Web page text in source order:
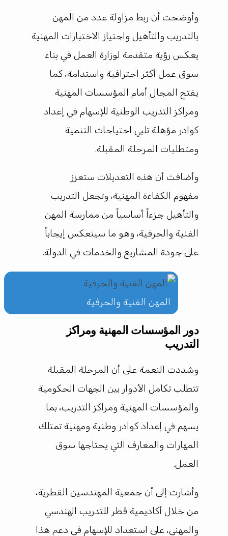
وأوضحت أن ربط مزاولة عدد من المهن
بالتدريب والتأهيل واجتياز الاختبارات المهنية
يعكس رؤية متقدمة لوزارة العمل في بناء
سوق عمل أكثر احترافية واستدامة، كما
يفتح المجال أمام المؤسسات المهنية
ومراكز التدريب الوطنية للإسهام في إعداد
كوادر مؤهلة تلبي احتياجات التنمية
ومتطلبات المرحلة المقبلة.
وأضافت أن هذه التعديلات ستعزز
مفهوم الكفاءة المهنية، وتجعل التدريب
والتأهيل جزءاً أساسياً من ممارسة المهن
الفنية والحرفية، وهو ما سينعكس إيجاباً
على جودة المشاريع والخدمات في الدولة.
المهن الفنية والحرفية
دور المؤسسات المهنية ومراكز
التدريب
وشددت النعمة على أن المرحلة المقبلة
تتطلب تكامل الأدوار بين الجهات الحكومية
والمؤسسات المهنية ومراكز التدريب، بما
يسهم في إعداد كوادر وطنية ومهنية تمتلك
المهارات والمعارف التي يحتاجها سوق
العمل.
وأشارت إلى أن جمعية المهندسين القطرية،
من خلال أكاديمية قطر للتدريب الهندسي
والمهني، على استعداد للإسهام في دعم هذا